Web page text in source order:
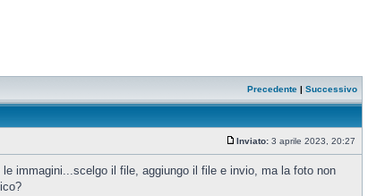
Precedente | Successivo
Inviato: 3 aprile 2023, 20:27
immagini...scelgo il file, aggiungo il file e invio, ma la foto non